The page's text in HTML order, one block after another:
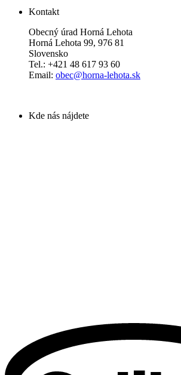
Kontakt
Obecný úrad Horná Lehota
Horná Lehota 99, 976 81
Slovensko
Tel.: +421 48 617 93 60
Email: obec@horna-lehota.sk
Kde nás nájdete